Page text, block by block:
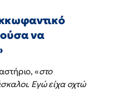
να
«στο
Εγώ είχα οχτώ